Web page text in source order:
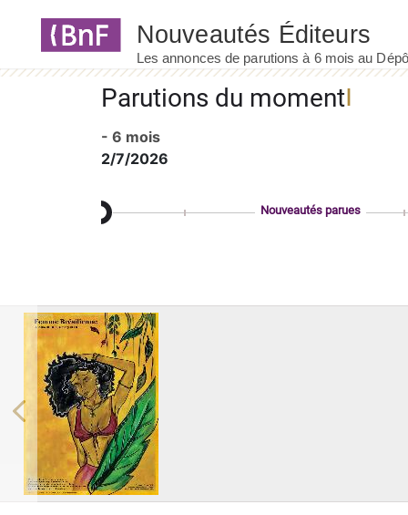
Parutions du moment
- 6 mois
2/7/2026
Nouveautés parues
Previous